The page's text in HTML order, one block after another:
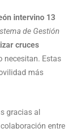
intervino 13
de Gestión
cruces
necesitan. Estas
más
gracias al
entre